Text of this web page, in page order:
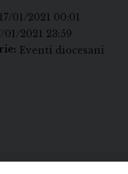
17/01/2021 00:01
01/2021 23:59
Eventi diocesani